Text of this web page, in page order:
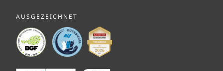
AUSGEZEICHNET